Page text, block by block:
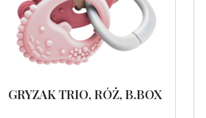
GRYZAK TRIO, RÓŻ, B.BOX